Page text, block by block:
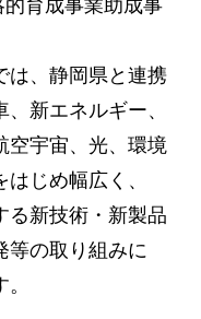
育成事業助成事
は、静岡県と連携
新エネルギー、
空宇宙、光、環境
じめ幅広く、
る新技術・新製品
等の取り組みに